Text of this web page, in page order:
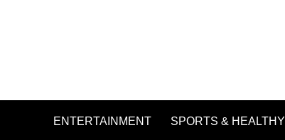
ENTERTAINMENT SPORTS & HEALTHY